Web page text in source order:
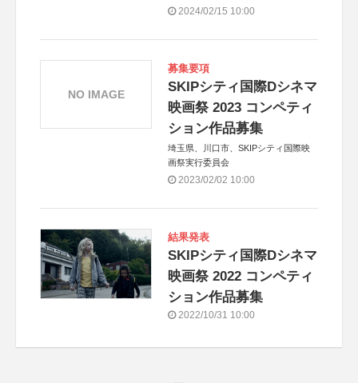
2024/02/15 10:00
募集要項
SKIPシティ国際Dシネマ
映画祭 2023 コンペティ
ション作品募集
埼玉県、川口市、SKIPシティ国際映
画祭実行委員会
2023/02/02 10:00
NO IMAGE
結果発表
SKIPシティ国際Dシネマ
映画祭 2022 コンペティ
ション作品募集
2022/10/31 10:00